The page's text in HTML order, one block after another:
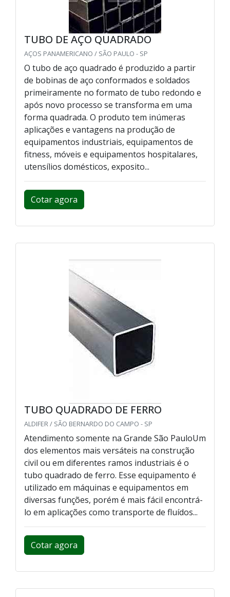
TUBO DE AÇO QUADRADO
AÇOS PANAMERICANO / SÃO PAULO - SP
O tubo de aço quadrado é produzido a partir
de bobinas de aço conformados e soldados
primeiramente no formato de tubo redondo e
após novo processo se transforma em uma
forma quadrada. O produto tem inúmeras
aplicações e vantagens na produção de
equipamentos industriais, equipamentos de
fitness, móveis e equipamentos hospitalares,
utensílios domésticos, exposito...
Cotar agora
TUBO QUADRADO DE FERRO
ALDIFER / SÃO BERNARDO DO CAMPO - SP
Atendimento somente na Grande São PauloUm
dos elementos mais versáteis na construção
civil ou em diferentes ramos industriais é o
tubo quadrado de ferro. Esse equipamento é
utilizado em máquinas e equipamentos em
diversas funções, porém é mais fácil encontrá-
lo em aplicações como transporte de fluídos...
Cotar agora